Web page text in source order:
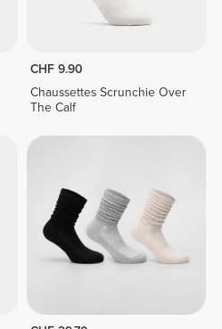
CHF 9.90
Chaussettes Scrunchie Over
The Calf